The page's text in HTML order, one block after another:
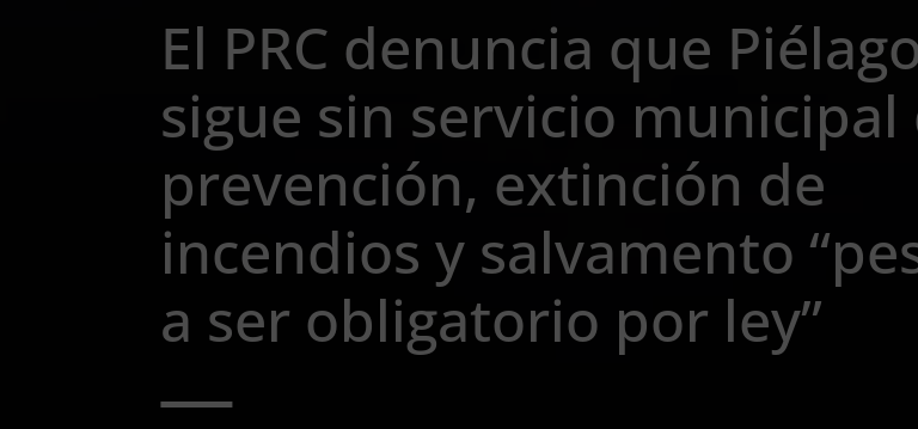
El PRC denuncia que
sigue sin servicio municipal
prevención, extinción de
incendios y salvamento
a ser obligatorio por ley”